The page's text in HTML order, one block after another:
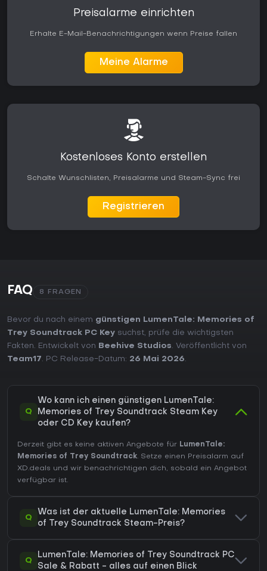
Preisalarme einrichten
Erhalte E-Mail-Benachrichtigungen wenn Preise fallen
Meine Alarme
Kostenloses Konto erstellen
Schalte Wunschlisten, Preisalarme und Steam-Sync frei
Registrieren
FAQ 8 FRAGEN
Bevor du nach einem günstigen LumenTale: Memories of
Trey Soundtrack PC Key suchst, prüfe die wichtigsten
Fakten. Entwickelt von
Beehive Studios. Veröffentlicht von
Team17. PC Release-Datum: 26 Mai 2026.
Q
Wo kann ich einen günstigen LumenTale:
Memories of Trey Soundtrack Steam Key
oder CD Key kaufen?
Derzeit gibt es keine aktiven Angebote für LumenTale:
Memories of Trey Soundtrack. Setze einen Preisalarm auf
XD.deals und wir benachrichtigen dich, sobald ein Angebot
verfügbar ist.
Q
Was ist der aktuelle LumenTale: Memories
of Trey Soundtrack Steam-Preis?
Q
LumenTale: Memories of Trey Soundtrack PC
Sale & Rabatt - alles auf einen Blick